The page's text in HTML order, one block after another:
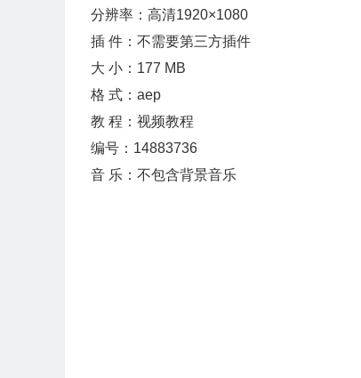
分辨率：高清1920×1080
插 件：不需要第三方插件
大 小：177 MB
格 式：aep
教 程：视频教程
编号：14883736
音 乐：不包含背景音乐